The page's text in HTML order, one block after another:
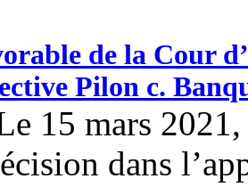
de la Cour
Pilon c.
15 mars
dans